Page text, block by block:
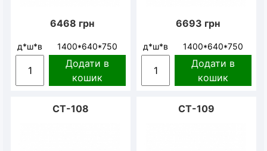
6468 грн
д*ш*в 1400*640*750
Додати в
кошик
6693 грн
д*ш*в 1400*640*750
Додати в
кошик
CT-108 CT-109